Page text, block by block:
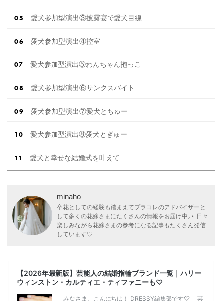
愛犬参加型演出③披露宴で愛犬目線
愛犬参加型演出④控室
愛犬参加型演出⑤わんちゃん抱っこ
愛犬参加型演出⑥サンクスバイト
愛犬参加型演出⑦愛犬とちゅー
愛犬参加型演出⑧愛犬とぎゅー
愛犬と幸せな結婚式を叶えて
minaho
卒花としての経験も踏まえてプラコレのアドバイザーと
して多くの花嫁さまにたくさんの情報をお届け中⸝⋆ 日々
楽しみながら花嫁さまの参考になる記事もたくさん発信
しています♡
【2026年最新版】芸能人の結婚指輪ブランド一覧｜ハリー
ウィンストン・カルティエ・ティファニーも♡
みなさま、こんにちは！ DRESSY編集部です♡ 「芸